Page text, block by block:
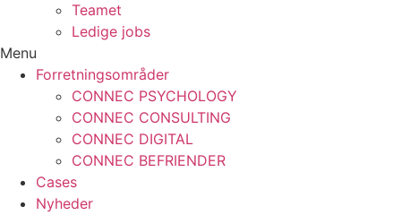
Teamet
Ledige jobs
Menu
Forretningsområder
CONNEC PSYCHOLOGY
CONNEC CONSULTING
CONNEC DIGITAL
CONNEC BEFRIENDER
Cases
Nyheder